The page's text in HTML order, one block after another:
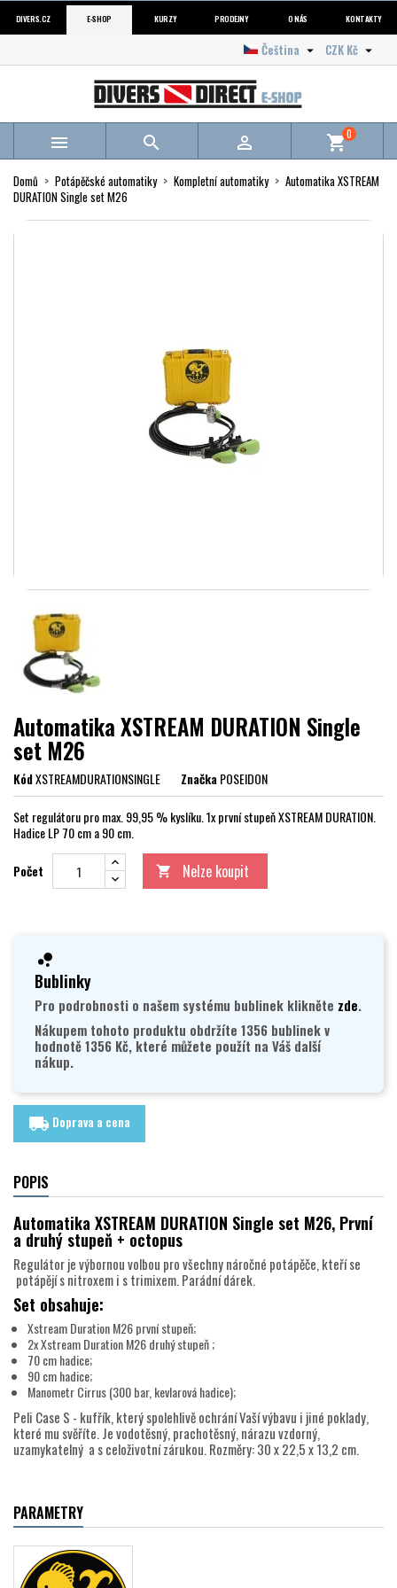
DIVERS.CZ E-SHOP KURZY PRODEJNY O NÁS KONTAKTY
CZK Kč 
Čeština 
   shopping_cart0
Domů Potápěčské automatiky Kompletní automatiky
Automatika XSTREAM
DURATION Single set M26
Automatika XSTREAM DURATION Single
set M26
KódXSTREAMDURATIONSINGLE ZnačkaPOSEIDON
Set regulátoru pro max. 99,95 % kyslíku. 1x první stupeň XSTREAM DURATION.
Hadice LP 70 cm a 90 cm.
Počet  Nelze koupit
Bublinky
Pro podrobnosti o našem systému bublinek klikněte zde.
Nákupem tohoto produktu obdržíte 1356 bublinek v
hodnotě 1356 Kč, které můžete použít na Váš další
nákup.
local_shipping Doprava a cena
POPIS
Automatika XSTREAM DURATION Single set M26, První
a druhý stupeň + octopus
Regulátor je výbornou volbou pro všechny náročné potápěče, kteří se
potápějí s nitroxem i s trimixem. Parádní dárek.
Set obsahuje:
Xstream Duration M26 první stupeň;
2x Xstream Duration M26 druhý stupeň ;
70 cm hadice;
90 cm hadice;
Manometr Cirrus (300 bar, kevlarová hadice);
Peli Case S - kufřík, který spolehlivě ochrání Vaší výbavu i jiné poklady,
které mu svěříte. Je vodotěsný, prachotěsný, nárazu vzdorný,
uzamykatelný a s celoživotní zárukou. Rozměry: 30 x 22,5 x 13,2 cm.
PARAMETRY